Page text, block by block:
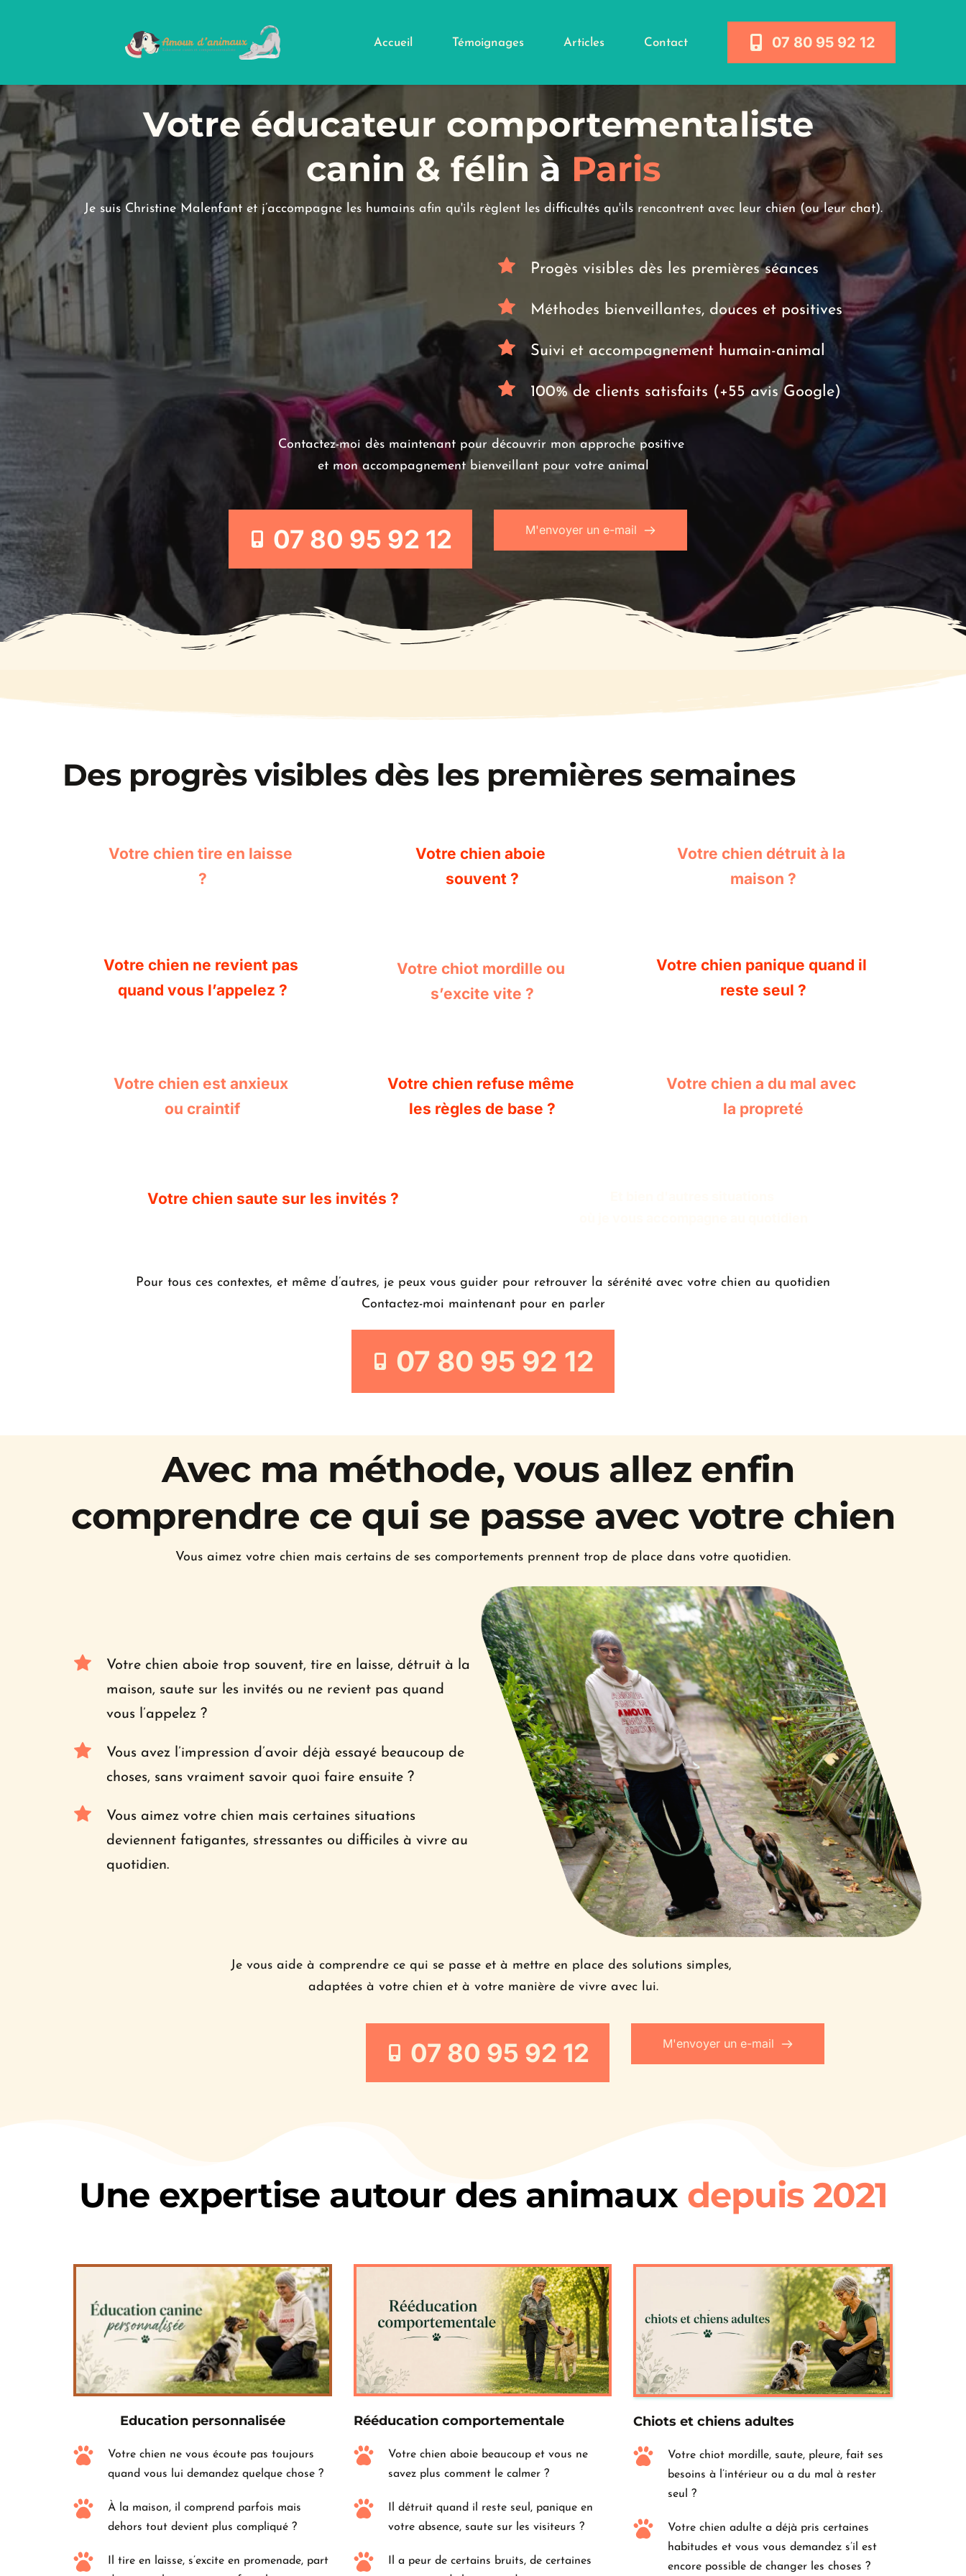
Accueil Témoignages Articles Contact 07 80 95 92 12
Votre éducateur comportementaliste
canin & félin à Paris
Je suis Christine Malenfant et j’accompagne les humains afin qu'ils règlent les difficultés qu'ils rencontrent avec leur chien (ou leur chat).
Progès visibles dès les premières séances
Méthodes bienveillantes, douces et positives
Suivi et accompagnement humain-animal
100% de clients satisfaits (+55 avis Google)
Contactez-moi dès maintenant pour découvrir mon approche positive
et mon accompagnement bienveillant pour votre animal
07 80 95 92 12 M'envoyer un e-mail
Des progrès visibles dès les premières semaines
Votre chien tire en laisse
?
Votre chien aboie
souvent ?
Votre chien détruit à la
maison ?
Votre chien ne revient pas
quand vous l’appelez ?
Votre chiot mordille ou
s’excite vite ?
Votre chien panique quand il
reste seul ?
Votre chien est anxieux
ou craintif
Votre chien refuse même
les règles de base ?
Votre chien a du mal avec
la propreté
Votre chien saute sur les invités ?
Pour tous ces contextes, et même d’autres, je peux vous guider pour retrouver la sérénité avec votre chien au quotidien
Contactez-moi maintenant pour en parler
07 80 95 92 12
Avec ma méthode, vous allez enfin
comprendre ce qui se passe avec votre chien
Vous aimez votre chien mais certains de ses comportements prennent trop de place dans votre quotidien.
Votre chien aboie trop souvent, tire en laisse, détruit à la
maison, saute sur les invités ou ne revient pas quand
vous l’appelez ?
Vous avez l’impression d’avoir déjà essayé beaucoup de
choses, sans vraiment savoir quoi faire ensuite ?
Vous aimez votre chien mais certaines situations
deviennent fatigantes, stressantes ou difficiles à vivre au
quotidien.
Je vous aide à comprendre ce qui se passe et à mettre en place des solutions simples,
adaptées à votre chien et à votre manière de vivre avec lui.
07 80 95 92 12 M'envoyer un e-mail
Une expertise autour des animaux depuis 2021
Education personnalisée
Votre chien ne vous écoute pas toujours
quand vous lui demandez quelque chose ?
À la maison, il comprend parfois mais
dehors tout devient plus compliqué ?
Il tire en laisse, s’excite en promenade, part
Rééducation comportementale
Votre chien aboie beaucoup et vous ne
savez plus comment le calmer ?
Il détruit quand il reste seul, panique en
votre absence, saute sur les visiteurs ?
Il a peur de certains bruits, de certaines
Chiots et chiens adultes
Votre chiot mordille, saute, pleure, fait ses
besoins à l’intérieur ou a du mal à rester
seul ?
Votre chien adulte a déjà pris certaines
habitudes et vous vous demandez s’il est
encore possible de changer les choses ?